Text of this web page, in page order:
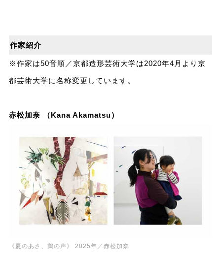
作家紹介
※作家は50音順／京都造形芸術大学は2020年4月より京
都芸術大学に名称変更しています。
赤松加奈 （Kana Akamatsu）
《夏のあさ、鶏の声》 2025年／赤松加奈